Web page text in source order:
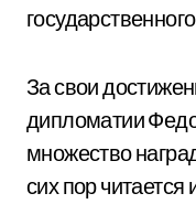
За свои
дипломатии
множество
сих пор читается